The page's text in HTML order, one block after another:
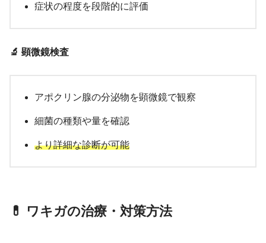
症状の程度を段階的に評価
🔬 顕微鏡検査
アポクリン腺の分泌物を顕微鏡で観察
細菌の種類や量を確認
より詳細な診断が可能
💊 ワキガの治療・対策方法